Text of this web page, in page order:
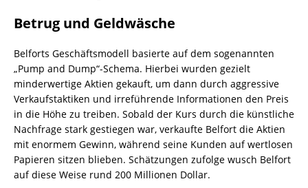
Betrug und Geldwäsche
Belforts Geschäftsmodell basierte auf dem sogenannten
„Pump and Dump“-Schema. Hierbei wurden gezielt
minderwertige Aktien gekauft, um dann durch aggressive
Verkaufstaktiken und irreführende Informationen den Preis
in die Höhe zu treiben. Sobald der Kurs durch die künstliche
Nachfrage stark gestiegen war, verkaufte Belfort die Aktien
mit enormem Gewinn, während seine Kunden auf wertlosen
Papieren sitzen blieben. Schätzungen zufolge wusch Belfort
auf diese Weise rund 200 Millionen Dollar.